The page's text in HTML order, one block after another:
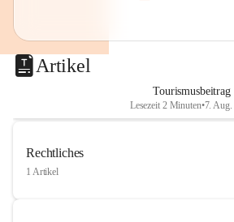
Artikel
Tourismusbeitrag
Lesezeit 2 Minuten•7. Aug.
Rechtliches
1 Artikel